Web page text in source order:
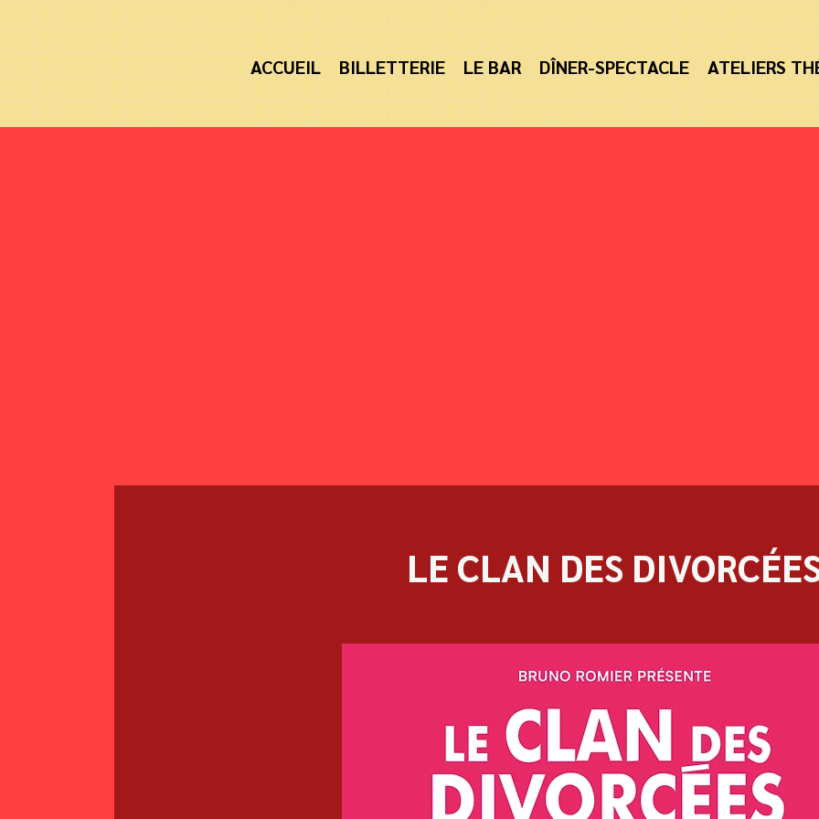
ACCUEIL BILLETTERIE LE BAR DÎNER-SPECTACLE ATELIERS
LE CLAN DES